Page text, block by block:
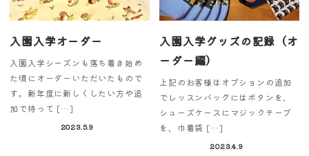
入園入学オーダー
入園入学シーズンも落ち着き始め
た頃にオーダーいただいたもので
す。新年度に新しくしたい方や追
加で持って […]
2023.5.9
入園入学グッズの記録（オ
ーダー編）
上記のお客様はオプションの追加
でレッスンバッグにはボタンを、
シューズケースにマジックテープ
を、巾着袋 […]
2023.4.9